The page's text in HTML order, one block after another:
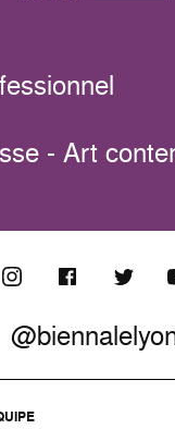
- Art